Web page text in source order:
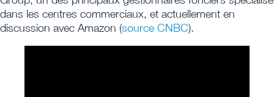
dans les centres commerciaux, et actuellement en
discussion avec Amazon (source CNBC).